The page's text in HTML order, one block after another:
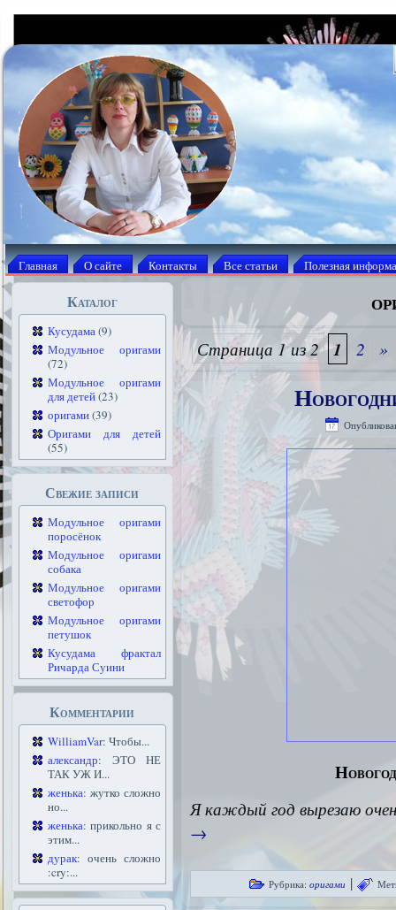
Главная О сайте Контакты Все статьи Полезная
Каталог
Кусудама(9)
Модульное оригами
(72)
Модульное оригами
для детей(23)
оригами(39)
Оригами для детей
(55)
Свежие записи
Модульное оригами
поросёнок
Модульное оригами
собака
Модульное оригами
светофор
Модульное оригами
петушок
Кусудама фрактал
Ричарда Суини
Комментарии
WilliamVar: Чтобы...
александр: ЭТО НЕ
ТАК УЖ И...
женька: жутко сложно
но...
женька: прикольно я с
этим...
дурак: очень сложно
:cry:...
Страница 1 из 2 1 2 »
Я каждый год вырезаю
→
Рубрика: оригами |